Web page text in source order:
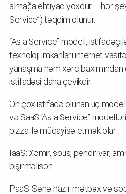
almağa ehtiyac yoxdur – hər
Service”) təqdim olunur.
“As a Service” modeli,
texnoloji imkanları internet
yanaşma həm xərc
istifadəsi daha çevikdir.
Ən çox istifadə olunan üç model
və SaaS.“As a Service”
pizza ilə müqayisə etmək olar:
IaaS: Xəmir, sous, pendir var,
bişirməlisən.
PaaS: Sənə hazır mətbəx və